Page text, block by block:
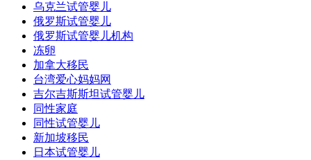
乌克兰试管婴儿
俄罗斯试管婴儿
俄罗斯试管婴儿机构
冻卵
加拿大移民
台湾爱心妈妈网
吉尔吉斯斯坦试管婴儿
同性家庭
同性试管婴儿
新加坡移民
日本试管婴儿